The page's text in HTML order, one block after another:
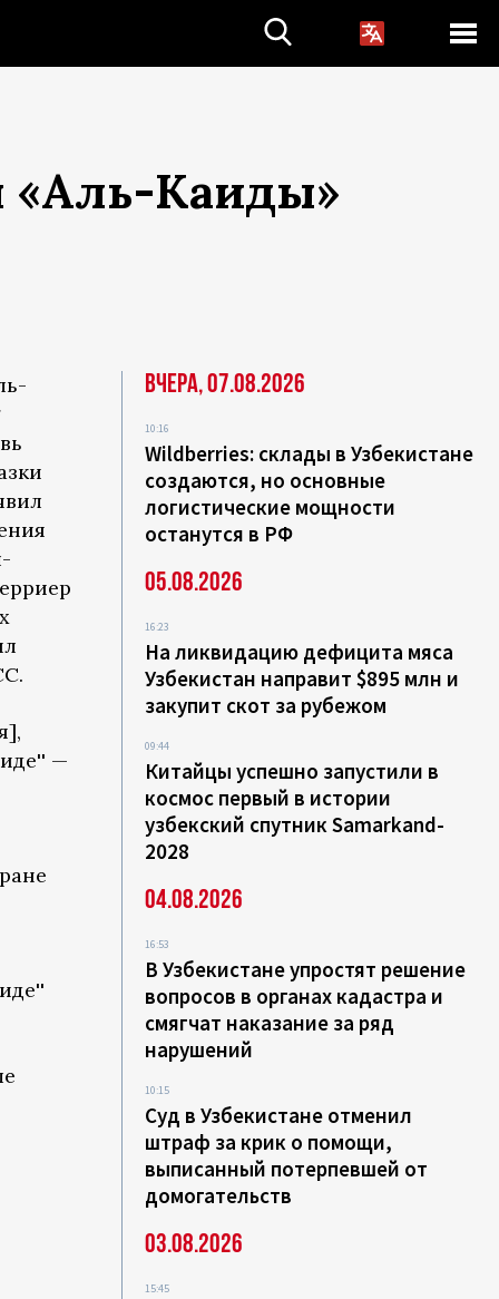
«Аль-Каиды»
—
Вчера, 07.08.2026
10:16
Wildberries: склады в Узбекистане
создаются, но основные
логистические мощности
останутся в РФ
05.08.2026
16:23
На ликвидацию дефицита мяса
Узбекистан направит $895 млн и
закупит скот за рубежом
09:44
Китайцы успешно запустили в
космос первый в истории
узбекский спутник Samarkand-
2028
04.08.2026
16:53
В Узбекистане упростят решение
вопросов в органах кадастра и
смягчат наказание за ряд
нарушений
10:15
Суд в Узбекистане отменил
штраф за крик о помощи,
выписанный потерпевшей от
домогательств
03.08.2026
15:45